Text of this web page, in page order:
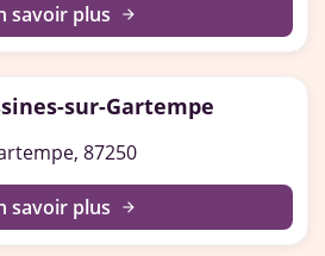
savoir plus arrow_forward
sur-Gartempe
87250
savoir plus arrow_forward